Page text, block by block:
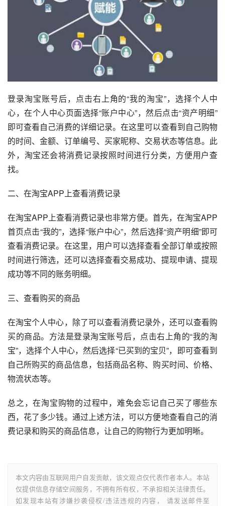
登录淘宝账号后，点击右上角的“我的淘宝”，选择个人中
心，在个人中心页面选择“账户中心”，然后点击“资产明细”
即可查看自己消费的详细记录。在这里可以查看到自己购物
的时间、金额、订单编号、买家昵称、交易状态等信息。此
外，淘宝还会将消费记录按照时间进行分类，方便用户查
找。
二、在淘宝APP上查看消费记录
在淘宝APP上查看消费记录也非常方便。首先，在淘宝APP
首页点击“我的”，选择“账户中心”，然后选择“资产明细”即可
查看消费记录。在这里，用户可以选择查看全部订单或按照
时间进行筛选，还可以选择查看交易成功、提现申请、提现
成功等不同的账务明细。
三、查看购买的商品
在淘宝个人中心，除了可以查看消费记录外，还可以查看购
买的商品。方法是登录淘宝账号后，点击右上角的“我的淘
宝”，选择个人中心，然后选择“已买到的宝贝”，即可查看到
自己所购买的商品信息，包括商品名称、购买时间、价格、
物流状态等。
总之，在淘宝购物的过程中，难免会忘记自己买了哪些东
西，花了多少钱。通过上述方法，可以方便地查看自己的消
费记录和购买的商品信息，让自己的购物行为更加明晰。
本文内容由互联网用户自发贡献，该文观点仅代表作者本人。本站
仅提供信息存储空间服务，不拥有所有权，不承担相关法律责任。
如发现本站有涉嫌抄袭侵权/违法违规的内容， 请发送邮件至